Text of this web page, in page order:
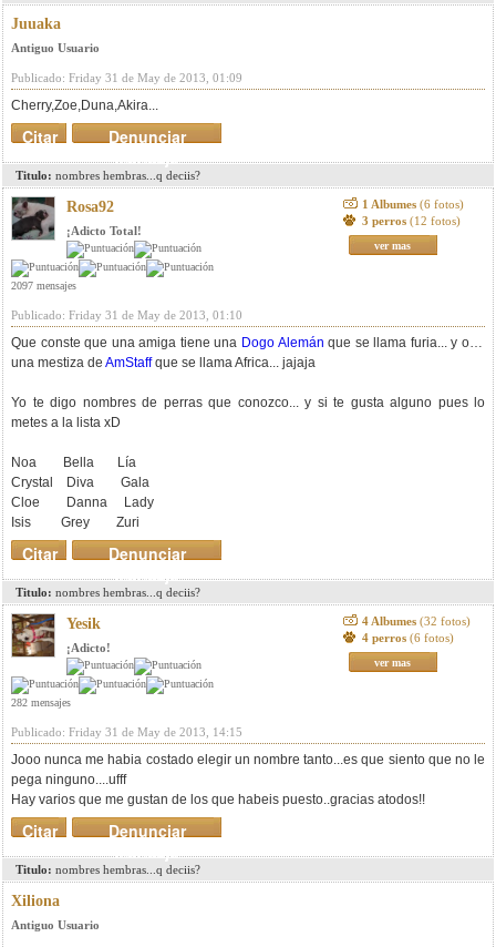
Juuaka
Antiguo Usuario
Publicado: Friday 31 de May de 2013, 01:09
Cherry,Zoe,Duna,Akira...
Denunciar
mensaje
Citar
Titulo: nombres hembras...q deciis?
Rosa92
¡Adicto Total!
2097 mensajes
1 Albumes (6 fotos)
3 perros (12 fotos)
ver mas
Publicado: Friday 31 de May de 2013, 01:10
Que conste que una amiga tiene una Dogo Alemán que se llama furia... y otra
una mestiza de AmStaffque se llama Africa... jajaja
Yo te digo nombres de perras que conozco... y si te gusta alguno pues lo
metes a la lista xD
Noa Bella Lía
Crystal Diva Gala
Cloe Danna Lady
Isis Grey Zuri
Denunciar
mensaje
Citar
Titulo: nombres hembras...q deciis?
Yesik
¡Adicto!
282 mensajes
4 Albumes (32 fotos)
4 perros (6 fotos)
ver mas
Publicado: Friday 31 de May de 2013, 14:15
Jooo nunca me habia costado elegir un nombre tanto...es que siento que no le
pega ninguno....ufff
Hay varios que me gustan de los que habeis puesto..gracias atodos!!
Denunciar
mensaje
Citar
Titulo: nombres hembras...q deciis?
Xiliona
Antiguo Usuario